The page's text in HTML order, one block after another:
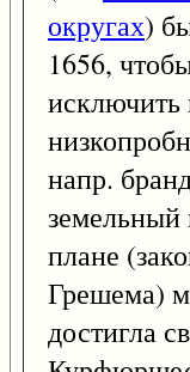
округах)
1656,
исключить
напр.
плане
Грешема)
достигла